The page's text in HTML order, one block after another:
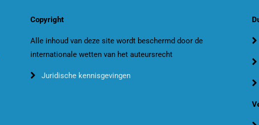
Copyright
Alle inhoud van deze site wordt beschermd door de
internationale wetten van het auteursrecht
Juridische kennisgevingen